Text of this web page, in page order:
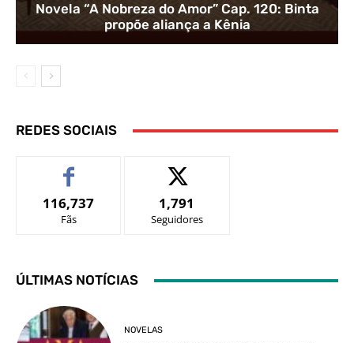
Novela “A Nobreza do Amor” Cap. 120: Binta
propõe aliança a Kênia
REDES SOCIAIS
116,737
Fãs
1,791
Seguidores
ÚLTIMAS NOTÍCIAS
NOVELAS